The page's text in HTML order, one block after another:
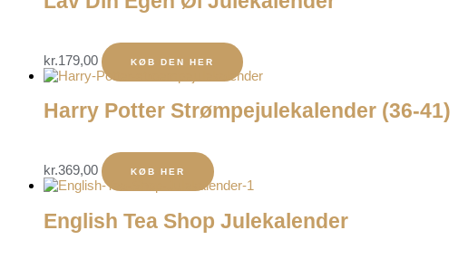
kr.179,00 KØB DEN HER
Harry Potter Strømpejulekalender (36-41)
kr.369,00 KØB HER
English Tea Shop Julekalender